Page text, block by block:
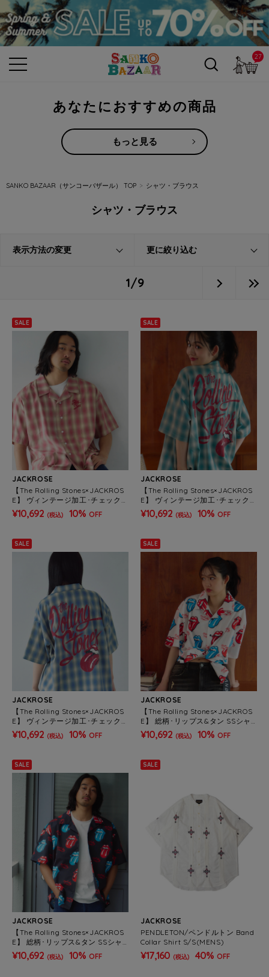
27カ
あなたにおすすめの商品
もっと見る
SANKO BAZAAR（サンコーバザール） TOP シャツ・ブラウス
シャツ・ブラウス
表示方法の変更 更に絞り込む
1/9
SALE
JACKROSE
【The Rolling Stones×JACKROS
E】 ヴィンテージ加工･チェックS
Sシャツ(短丈)(MENS)
¥10,692 (税込) 10% OFF
SALE
JACKROSE
【The Rolling Stones×JACKROS
E】 ヴィンテージ加工･チェックS
Sシャツ(短丈)(MENS)
¥10,692 (税込) 10% OFF
SALE
JACKROSE
【The Rolling Stones×JACKROS
E】 ヴィンテージ加工･チェックS
Sシャツ(短丈)(MENS)
¥10,692 (税込) 10% OFF
SALE
JACKROSE
【The Rolling Stones×JACKROS
E】 総柄･リップス&タン SSシャ
ツ(MENS)
¥10,692 (税込) 10% OFF
SALE
JACKROSE
【The Rolling Stones×JACKROS
E】 総柄･リップス&タン SSシャ
ツ(MENS)
¥10,692 (税込) 10% OFF
SALE
JACKROSE
PENDLETON/ペンドルトン Band
Collar Shirt S/S(MENS)
¥17,160 (税込) 40% OFF